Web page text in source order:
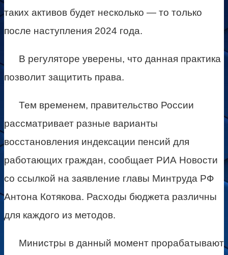
таких активов будет несколько — то только
после наступления 2024 года.
В регуляторе уверены, что данная практика
позволит защитить права.
Тем временем, правительство России
рассматривает разные варианты
восстановления индексации пенсий для
работающих граждан, сообщает РИА Новости
со ссылкой на заявление главы Минтруда РФ
Антона Котякова. Расходы бюджета различны
для каждого из методов.
Министры в данный момент прорабатывают